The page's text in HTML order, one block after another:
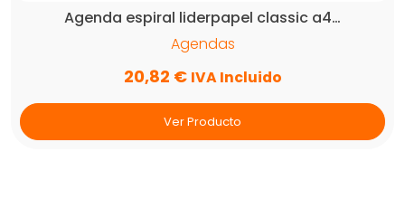
Agenda espiral liderpapel classic a4…
Agendas
20,82 € IVA Incluido
Ver Producto